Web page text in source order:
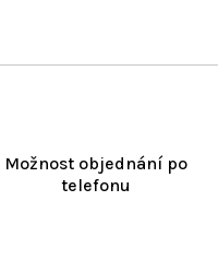
Možnost objednání po
telefonu